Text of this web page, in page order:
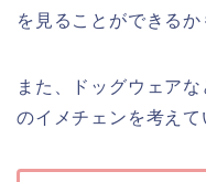
を見ることができるか
また、ドッグウェア
のイメチェンを考えて